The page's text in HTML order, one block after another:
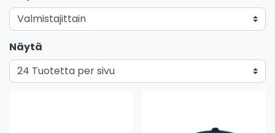
Näytä